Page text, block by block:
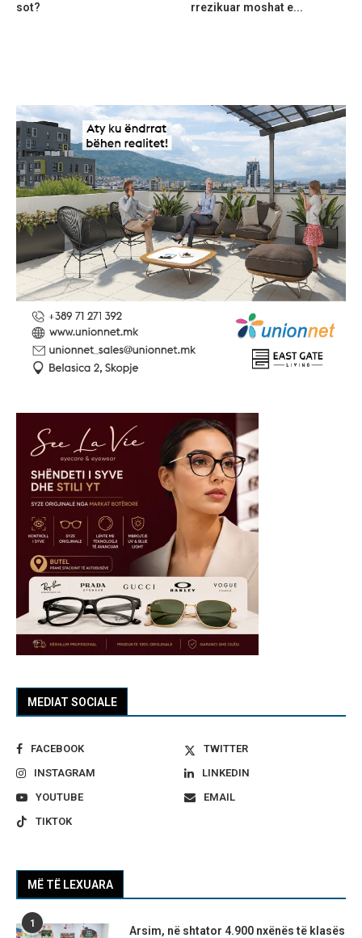
MEDIAT SOCIALE
FACEBOOK
TWITTER
INSTAGRAM
LINKEDIN
YOUTUBE
EMAIL
TIKTOK
MË TË LEXUARA
1
Arsim, në shtator 4.900 nxënës të klasës
sot?
rrezikuar moshat e...